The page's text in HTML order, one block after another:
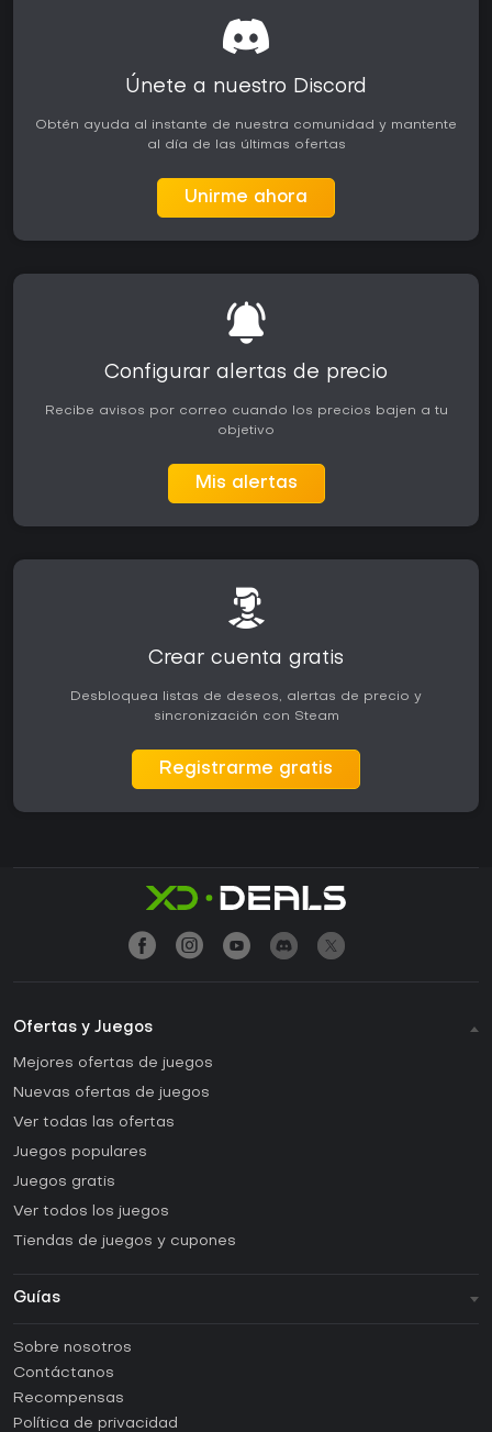
Únete a nuestro Discord
Obtén ayuda al instante de nuestra comunidad y mantente
al día de las últimas ofertas
Unirme ahora
Configurar alertas de precio
Recibe avisos por correo cuando los precios bajen a tu
objetivo
Mis alertas
Crear cuenta gratis
Desbloquea listas de deseos, alertas de precio y
sincronización con Steam
Registrarme gratis
Ofertas y Juegos
Mejores ofertas de juegos
Nuevas ofertas de juegos
Ver todas las ofertas
Juegos populares
Juegos gratis
Ver todos los juegos
Tiendas de juegos y cupones
Guías
Guías y tutoriales
¿Cómo activar una CD Key de Steam?
¿Cómo activar una CD Key de Epic Games?
Sobre nosotros
Contáctanos
Recompensas
Política de privacidad